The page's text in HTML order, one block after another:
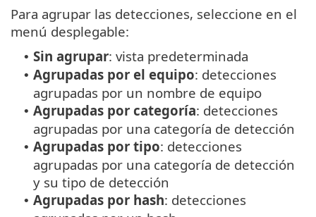
Para agrupar las detecciones, seleccione en el
menú desplegable:
• Sin agrupar: vista predeterminada
• Agrupadas por el equipo: detecciones
agrupadas por un nombre de equipo
• Agrupadas por categoría: detecciones
agrupadas por una categoría de detección
• Agrupadas por tipo: detecciones
agrupadas por una categoría de detección
y su tipo de detección
• Agrupadas por hash: detecciones